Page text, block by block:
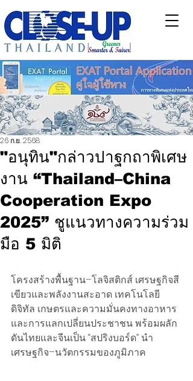
"อนุทิน"กล่าวปาฐกถาพิเศษ
งาน “Thailand–China
Cooperation Expo
2025” ชูแนวทางความร่วม
มือ 5 มิติ
26 ก.ย. 2568
โครงสร้างพื้นฐาน–โลจิสติกส์ เศรษฐกิจสี
เขียวและพลังงานสะอาด เทคโนโลยี
ดิจิทัล เกษตรและความมั่นคงทางอาหาร
และการแลกเปลี่ยนประชาชน พร้อมผลัก
ดันไทยและจีนเป็น “สปริงบอร์ด” นำ
เศรษฐกิจ–นวัตกรรมของภูมิภาค